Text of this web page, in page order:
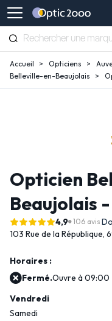
Accueil Opticiens
Belleville-en-Beaujolais
Opticien
Beaujolais
4,9 106 avis
103 Rue de la République,
Horaires :
Fermé.Ouvre à 09:00
Vendredi
Samedi